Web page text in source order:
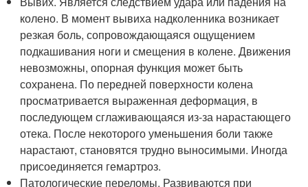
колено. В момент вывиха надколенника возникает
резкая боль, сопровождающаяся ощущением
подкашивания ноги и смещения в колене. Движения
невозможны, опорная функция может быть
сохранена. По передней поверхности колена
просматривается выраженная деформация, в
последующем сглаживающаяся из-за нарастающего
отека. После некоторого уменьшения боли также
нарастают, становятся трудно выносимыми. Иногда
присоединяется гемартроз.
Патологические переломы. Развиваются при